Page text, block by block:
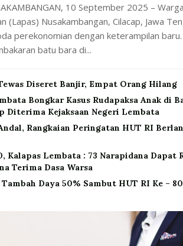
10 September 2025 –
(Lapas) Nusakambangan, Cilacap, Jawa
perekonomian dengan keterampilan baru.
batu bara di...
Diseret Banjir, Empat Orang Hilang
Bongkar Kasus Rudapaksa Anak di
Diterima Kejaksaan Negeri Lembata
Rangkaian Peringatan HUT RI
Kalapas Lembata : 73 Narapidana Dapat
Terima Dasa Warsa
Daya 50% Sambut HUT RI Ke – 80